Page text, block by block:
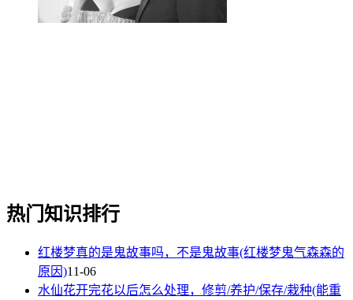
热门知识排行
红楼梦真的是鬼故事吗，不是鬼故事(红楼梦鬼气森森的
原因)11-06
水仙花开完花以后怎么处理，修剪/养护/保存/栽种(能重